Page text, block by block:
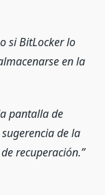
si BitLocker lo
en la
pantalla de
de la
recuperación.